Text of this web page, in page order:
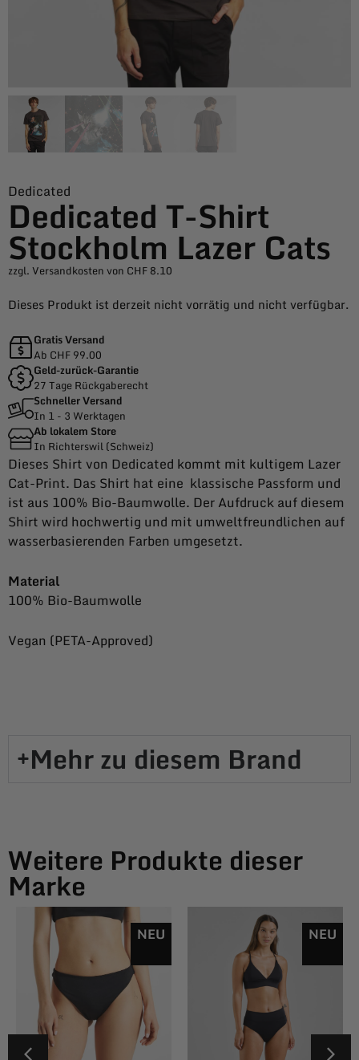
Dedicated
Dedicated T-Shirt
Stockholm Lazer Cats
zzgl. Versandkosten von CHF 8.10
Dieses Produkt ist derzeit nicht vorrätig und nicht verfügbar.
Gratis Versand
Ab CHF 99.00
Geld-zurück-Garantie
27 Tage Rückgaberecht
Schneller Versand
In 1 - 3 Werktagen
Ab lokalem Store
In Richterswil (Schweiz)
Dieses Shirt von Dedicated kommt mit kultigem Lazer
Cat-Print. Das Shirt hat eine klassische Passform und
ist aus 100% Bio-Baumwolle. Der Aufdruck auf diesem
Shirt wird hochwertig und mit umweltfreundlichen auf
wasserbasierenden Farben umgesetzt.
Material
100% Bio-Baumwolle
Vegan (PETA-Approved)
Mehr zu diesem Brand​
Weitere Produkte dieser
Marke
NEU NEU